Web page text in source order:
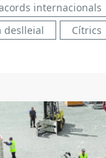
internacionals
deslleial
Cítrics